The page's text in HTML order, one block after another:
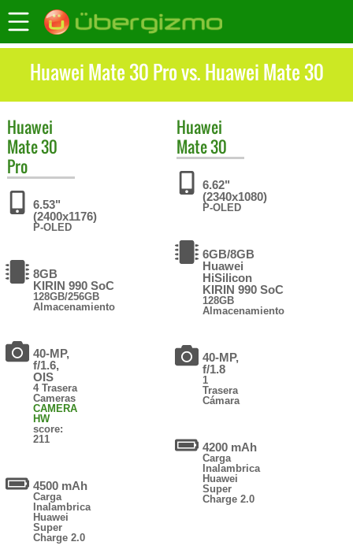
Huawei Mate 30 Pro vs. Huawei Mate 30
Huawei
Mate 30
Pro
6.53"
(2400x1176)
P-OLED
8GB
KIRIN 990 SoC
128GB/256GB
Almacenamiento
40-MP,
f/1.6,
OIS
4 Trasera
Cameras
CAMERA
HW
score:
211
4500 mAh
Carga
Inalambrica
Huawei
Super
Charge 2.0
Huawei
Mate 30
6.62"
(2340x1080)
P-OLED
6GB/8GB
Huawei
HiSilicon
KIRIN 990 SoC
128GB
Almacenamiento
40-MP,
f/1.8
1
Trasera
Cámara
4200 mAh
Carga
Inalambrica
Huawei
Super
Charge 2.0